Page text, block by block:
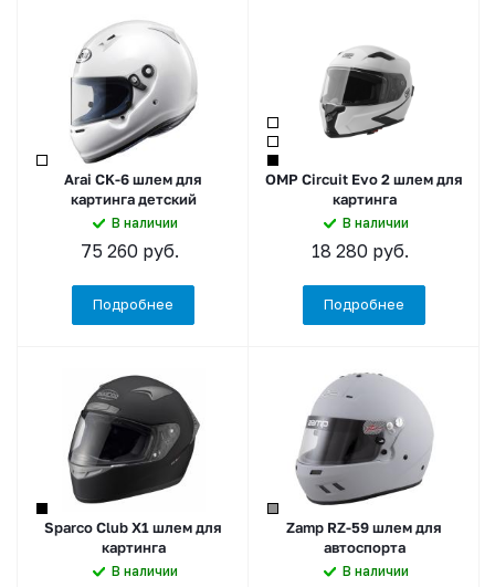
Arai CK-6 шлем для
картинга детский
В наличии
75 260руб.
Подробнее
OMP Circuit Evo 2 шлем для
картинга
В наличии
18 280 руб.
Подробнее
Sparco Club X1 шлем для
картинга
В наличии
Zamp RZ-59 шлем для
автоспорта
В наличии